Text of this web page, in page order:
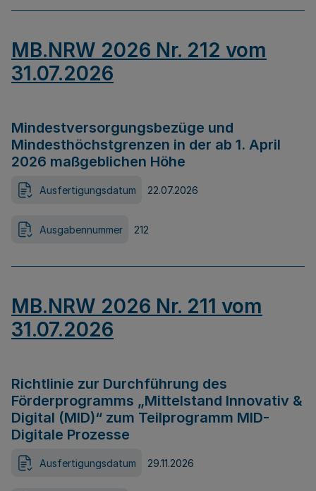
MB.NRW 2026 Nr. 212 vom
31.07.2026
Mindestversorgungsbezüge und
Mindesthöchstgrenzen in der ab 1. April
2026 maßgeblichen Höhe
Ausfertigungsdatum 22.07.2026
Ausgabennummer 212
MB.NRW 2026 Nr. 211 vom
31.07.2026
Richtlinie zur Durchführung des
Förderprogramms „Mittelstand Innovativ &
Digital (MID)“ zum Teilprogramm MID-
Digitale Prozesse
Ausfertigungsdatum 29.11.2026